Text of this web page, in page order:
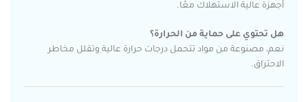
أجهزة عالية الاستهلاك معًا.
هل تحتوي على حماية من الحرارة؟
نعم، مصنوعة من مواد تتحمل درجات حرارة عالية وتقلل مخاطر
الاحتراق.